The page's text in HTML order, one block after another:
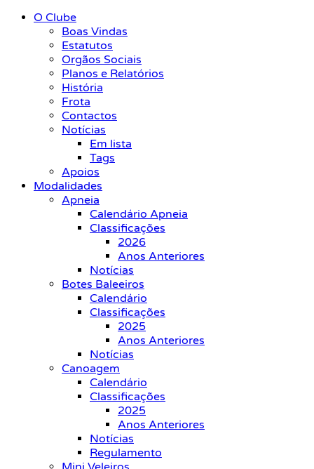
O Clube
Boas Vindas
Estatutos
Orgãos Sociais
Planos e Relatórios
História
Frota
Contactos
Notícias
Em lista
Tags
Apoios
Modalidades
Apneia
Calendário Apneia
Classificações
2026
Anos Anteriores
Notícias
Botes Baleeiros
Calendário
Classificações
2025
Anos Anteriores
Notícias
Canoagem
Calendário
Classificações
2025
Anos Anteriores
Notícias
Regulamento